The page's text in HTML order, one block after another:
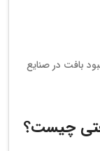
بافت در صنایع
چیست؟